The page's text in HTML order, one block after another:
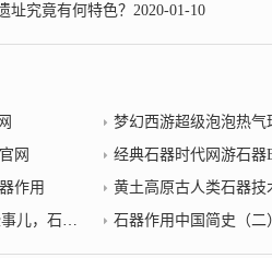
址究竟有何特色？2020-01-10
梦幻西游超级泡泡热气球真“
网
经典石器时代网游石器
作用
黄土高原古人类石器技
石器作用
石器作用中国简史（